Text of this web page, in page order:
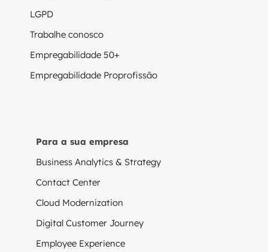
LGPD
Trabalhe conosco
Empregabilidade 50+
Empregabilidade Proprofissão
Para a sua empresa
Business Analytics & Strategy
Contact Center
Cloud Modernization
Digital Customer Journey
Employee Experience